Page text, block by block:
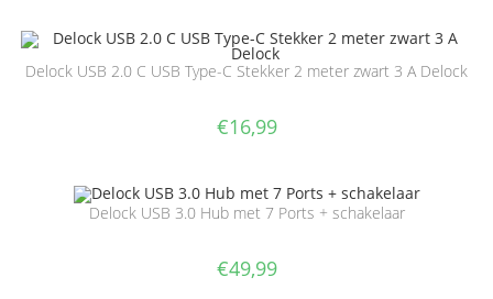
Delock USB 2.0 C USB Type-C Stekker 2 meter zwart 3 A Delock
€16,99
Delock USB 3.0 Hub met 7 Ports + schakelaar
€49,99